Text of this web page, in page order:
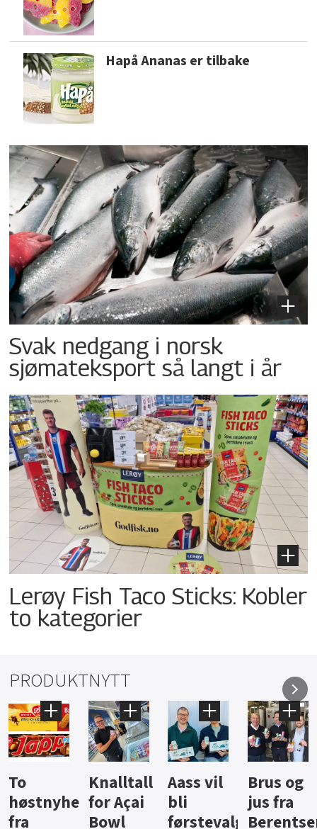
Hapå Ananas er tilbake
Svak nedgang i norsk
sjømateksport så langt i år
Lerøy Fish Taco Sticks: Kobler
to kategorier
PRODUKTNYTT
Knalltall
for Açai
Bowl
Aass vil
bli
førstevalg
Brus og
jus fra
Berentsen
Hard
iste fra
Hansa